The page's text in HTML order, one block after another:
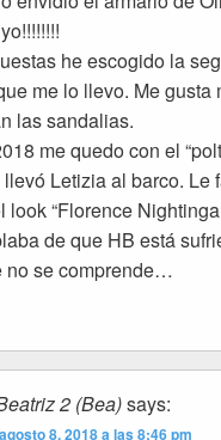
he escogido la
me lo llevo. Me gusta
las sandalias.
me quedo con el
Letizia al barco. Le
look “Florence
de que HB está
no se comprende…
2 (Bea)says:
agosto 8, 2018 a las 8:46 pm